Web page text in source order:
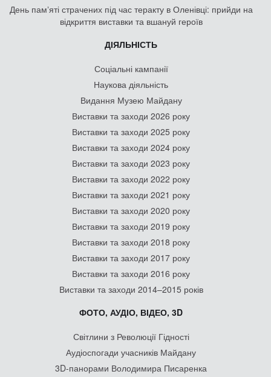
День памʼяті страчених під час теракту в Оленівці: прийди на
відкриття виставки та вшануй героїв
ДІЯЛЬНІСТЬ
Соціальні кампанії
Наукова діяльність
Видання Музею Майдану
Виставки та заходи 2026 року
Виставки та заходи 2025 року
Виставки та заходи 2024 року
Виставки та заходи 2023 року
Виставки та заходи 2022 року
Виставки та заходи 2021 року
Виставки та заходи 2020 року
Виставки та заходи 2019 року
Виставки та заходи 2018 року
Виставки та заходи 2017 року
Виставки та заходи 2016 року
Виставки та заходи 2014–2015 років
ФОТО, АУДІО, ВІДЕО, 3D
Світлини з Революції Гідності
Аудіоспогади учасників Майдану
3D-панорами Володимира Писаренка